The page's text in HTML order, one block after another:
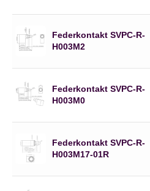
Federkontakt SVPC-R-
H003M2
Federkontakt SVPC-R-
H003M0
Federkontakt SVPC-R-
H003M17-01R